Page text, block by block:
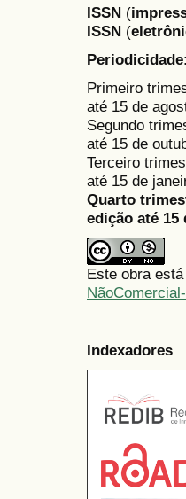
ISSN (
ISSN (
Periodicidade
Primeiro
até 15 de
Segundo
até 15 de
Terceiro
até 15 de
Quarto
edição até 15
Este obra
Indexadores